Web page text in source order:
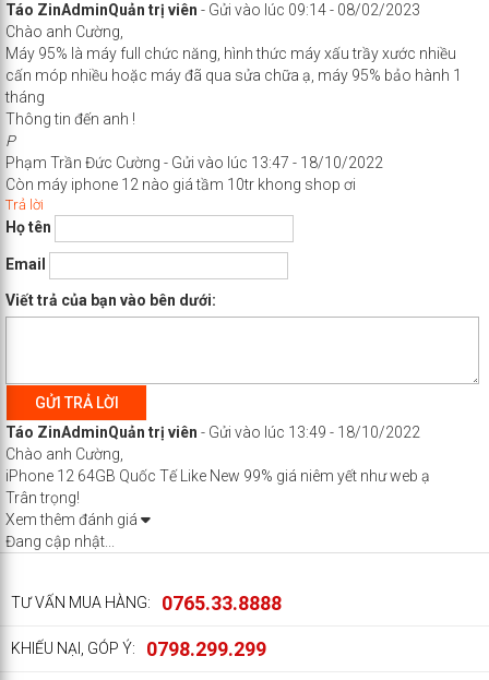
Táo ZinAdminQuản trị viên - Gửi vào lúc 09:14 - 08/02/2023
Chào anh Cường,
Máy 95% là máy full chức năng, hình thức máy xấu trầy xước nhiều
cấn móp nhiều hoặc máy đã qua sửa chữa ạ, máy 95% bảo hành 1
tháng
Thông tin đến anh !
P
Phạm Trần Đức Cường - Gửi vào lúc 13:47 - 18/10/2022
Còn máy iphone 12 nào giá tầm 10tr khong shop ơi
Trả lời
Họ tên
Email
Viết trả của bạn vào bên dưới:
GỬI TRẢ LỜI
Táo ZinAdminQuản trị viên - Gửi vào lúc 13:49 - 18/10/2022
Chào anh Cường,
iPhone 12 64GB Quốc Tế Like New 99% giá niêm yết như web ạ
Trân trọng!
Xem thêm đánh giá
Đang cập nhật...
TƯ VẤN MUA HÀNG: 0765.33.8888
KHIẾU NẠI, GÓP Ý: 0798.299.299